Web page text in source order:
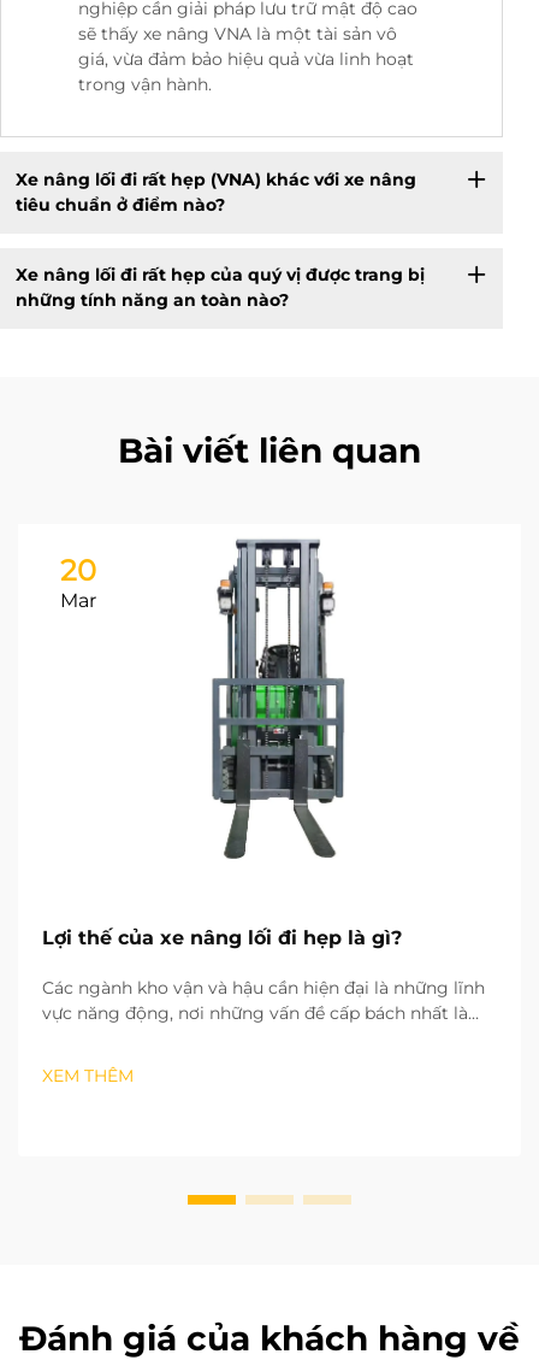
nghiệp cần giải pháp lưu trữ mật độ cao
sẽ thấy xe nâng VNA là một tài sản vô
giá, vừa đảm bảo hiệu quả vừa linh hoạt
trong vận hành.
Xe nâng lối đi rất hẹp (VNA) khác với xe nâng
tiêu chuẩn ở điểm nào?
Xe nâng lối đi rất hẹp của quý vị được trang bị
những tính năng an toàn nào?
Bài viết liên quan
20
Mar
Lợi thế của xe nâng lối đi hẹp là gì?
Các ngành kho vận và hậu cần hiện đại là những lĩnh
vực năng động, nơi những vấn đề cấp bách nhất là
các hệ thống lưu trữ theo chiều dọc (2D) tận dụng
chiều cao của kho mà vẫn giữ nguyên diện tích mặt
XEM THÊM
Đánh giá của khách hàng về